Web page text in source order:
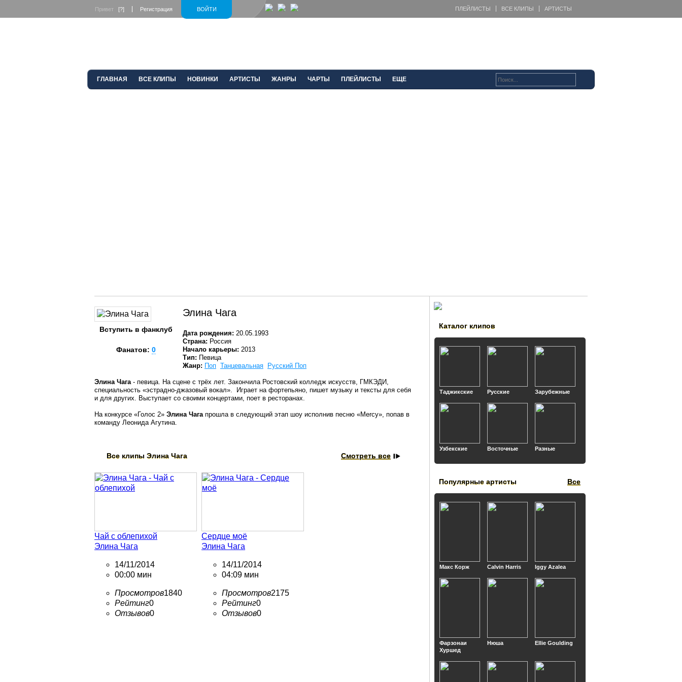
ВОЙТИ
Привет [?] Регистрация ПЛЕЙЛИСТЫ ВСЕ КЛИПЫ АРТИСТЫ
ГЛАВНАЯ ВСЕ КЛИПЫ НОВИНКИ АРТИСТЫ ЖАНРЫ ЧАРТЫ ПЛЕЙЛИСТЫ ЕЩЕ
Вступить в фанклуб
Фанатов: 0
Элина Чага
Дата рождения: 20.05.1993
Страна: Россия
Начало карьеры: 2013
Тип: Певица
Жанр: Поп Танцевальная Русский Поп
Элина Чага- певица. На сцене с трёх лет. Закончила Ростовский колледж искусств, ГМКЭДИ,
специальность «эстрадно-джазовый вокал». Играет на фортепьяно, пишет музыку и тексты для себя
и для других. Выступает со своими концертами, поет в ресторанах.
На конкурсе «Голос 2» Элина Чагапрошла в следующий этап шоу исполнив песню «Mercy», попав в
команду Леонида Агутина.
Все клипы Элина Чага Смотреть все
Чай с облепихой
Элина Чага
14/11/2014
00:00 мин
Просмотров1840
Рейтинг0
Отзывов0
Сердце моё
Элина Чага
14/11/2014
04:09 мин
Просмотров2175
Рейтинг0
Отзывов0
Каталог клипов
Таджикские Русские Зарубежные
Узбекские Восточные Разные
Популярные артисты Все
Макс Корж Calvin Harris Iggy Azalea
Фарзонаи
Хуршед
Нюша Ellie Goulding